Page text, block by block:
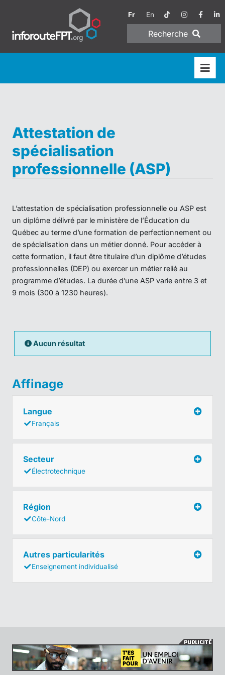
Fr En
Recherche
Attestation de
spécialisation
professionnelle (ASP)
L’attestation de spécialisation professionnelle ou ASP est
un diplôme délivré par le ministère de l’Éducation du
Québec au terme d’une formation de perfectionnement ou
de spécialisation dans un métier donné. Pour accéder à
cette formation, il faut être titulaire d’un diplôme d’études
professionnelles (DEP) ou exercer un métier relié au
programme d’études. La durée d’une ASP varie entre 3 et
9 mois (300 à 1230 heures).
Aucun résultat
Affinage
Langue
Français
Secteur
Électrotechnique
Région
Côte-Nord
Autres particularités
Enseignement individualisé